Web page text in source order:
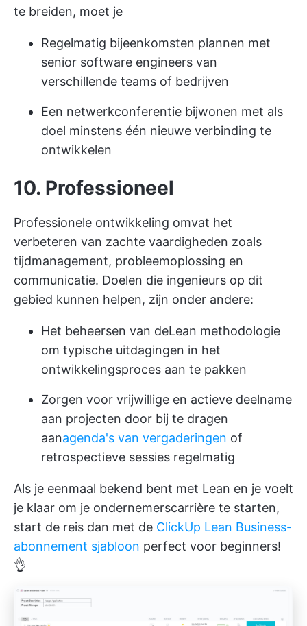
te breiden, moet je
Regelmatig bijeenkomsten plannen met
senior software engineers van
verschillende teams of bedrijven
Een netwerkconferentie bijwonen met als
doel minstens één nieuwe verbinding te
ontwikkelen
10. Professioneel
Professionele ontwikkeling omvat het
verbeteren van zachte vaardigheden zoals
tijdmanagement, probleemoplossing en
communicatie. Doelen die ingenieurs op dit
gebied kunnen helpen, zijn onder andere:
Het beheersen van deLean methodologie
om typische uitdagingen in het
ontwikkelingsproces aan te pakken
Zorgen voor vrijwillige en actieve deelname
aan projecten door bij te dragen
aanagenda's van vergaderingen of
retrospectieve sessies regelmatig
Als je eenmaal bekend bent met Lean en je voelt
je klaar om je ondernemerscarrière te starten,
start de reis dan met de ClickUp Lean Business-
abonnement sjabloon perfect voor beginners!
👌